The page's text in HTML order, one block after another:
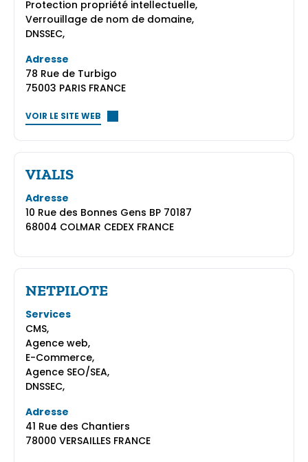
Protection propriété intellectuelle,
Verrouillage de nom de domaine,
DNSSEC,
Adresse
78 Rue de Turbigo
75003 PARIS FRANCE
VOIR LE SITE WEB
VIALIS
Adresse
10 Rue des Bonnes Gens BP 70187
68004 COLMAR CEDEX FRANCE
NETPILOTE
Services
CMS,
Agence web,
E-Commerce,
Agence SEO/SEA,
DNSSEC,
Adresse
41 Rue des Chantiers
78000 VERSAILLES FRANCE